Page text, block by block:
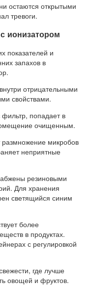
остаются открытыми
тревоги.
ионизатором
показателей и
запахов в
отрицательными
свойствами.
попадает в
очищенным.
микробов
неприятные
резиновыми
Для хранения
светящийся синим
более
в продуктах.
с регулировкой
где лучше
овощей и фруктов.